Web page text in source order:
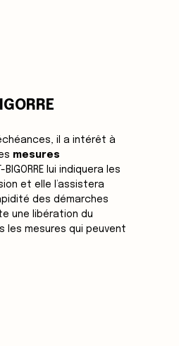
il a intérêt à
mesures
lui indiquera les
et elle l’assistera
des démarches
une libération du
les mesures qui peuvent